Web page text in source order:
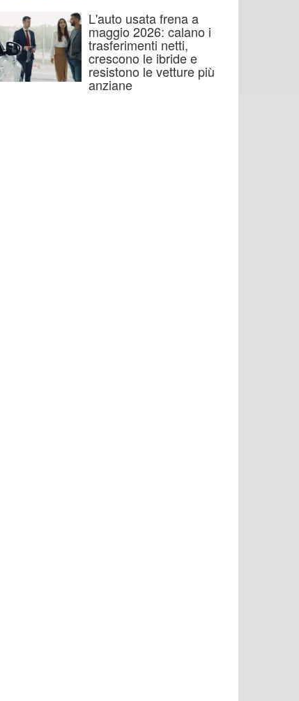
L'auto usata frena a
maggio 2026: calano i
trasferimenti netti,
crescono le ibride e
resistono le vetture più
anziane